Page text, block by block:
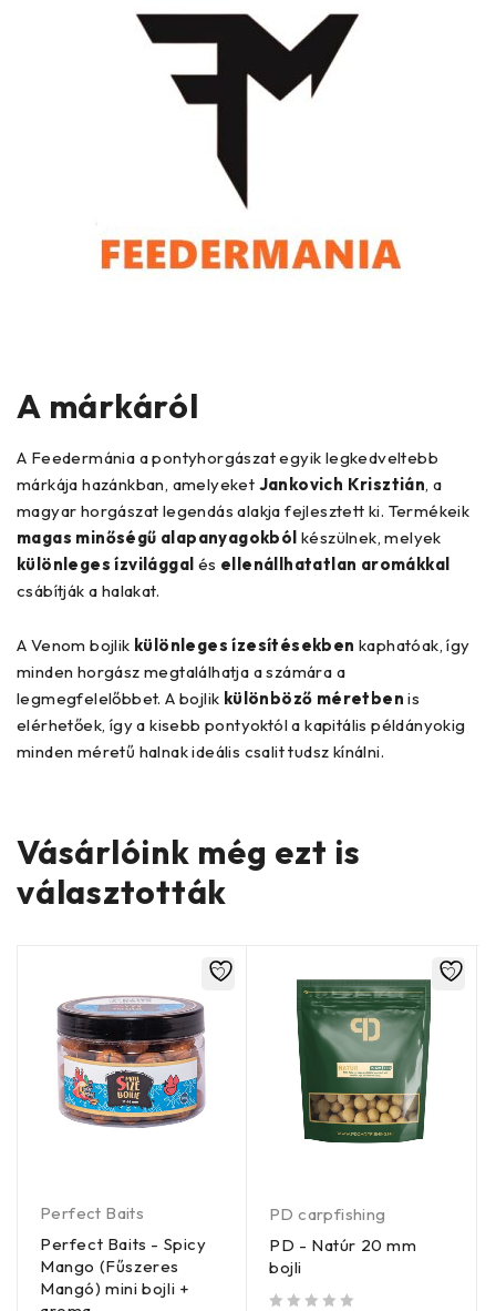
A márkáról
A Feedermánia a pontyhorgászat egyik legkedveltebb
márkája hazánkban, amelyeket Jankovich Krisztián, a
magyar horgászat legendás alakja fejlesztett ki. Termékeik
magas minőségű alapanyagokból készülnek, melyek
különleges ízvilággal és ellenállhatatlan aromákkal
csábítják a halakat.
A Venom bojlik különleges ízesítésekben kaphatóak, így
minden horgász megtalálhatja a számára a
legmegfelelőbbet. A bojlik különböző méretben is
elérhetőek, így a kisebb pontyoktól a kapitális példányokig
minden méretű halnak ideális csalit tudsz kínálni.
Vásárlóink még ezt is
választották
Perfect Baits
Perfect Baits - Spicy
Mango (Fűszeres
Mangó) mini bojli +
PD carpfishing
PD - Natúr 20 mm
bojli